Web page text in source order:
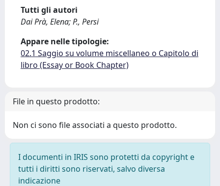
Tutti gli autori
Dai Prà, Elena; P., Persi
Appare nelle tipologie:
02.1 Saggio su volume miscellaneo o Capitolo di
libro (Essay or Book Chapter)
File in questo prodotto:
Non ci sono file associati a questo prodotto.
I documenti in IRIS sono protetti da copyright e
tutti i diritti sono riservati, salvo diversa
indicazione